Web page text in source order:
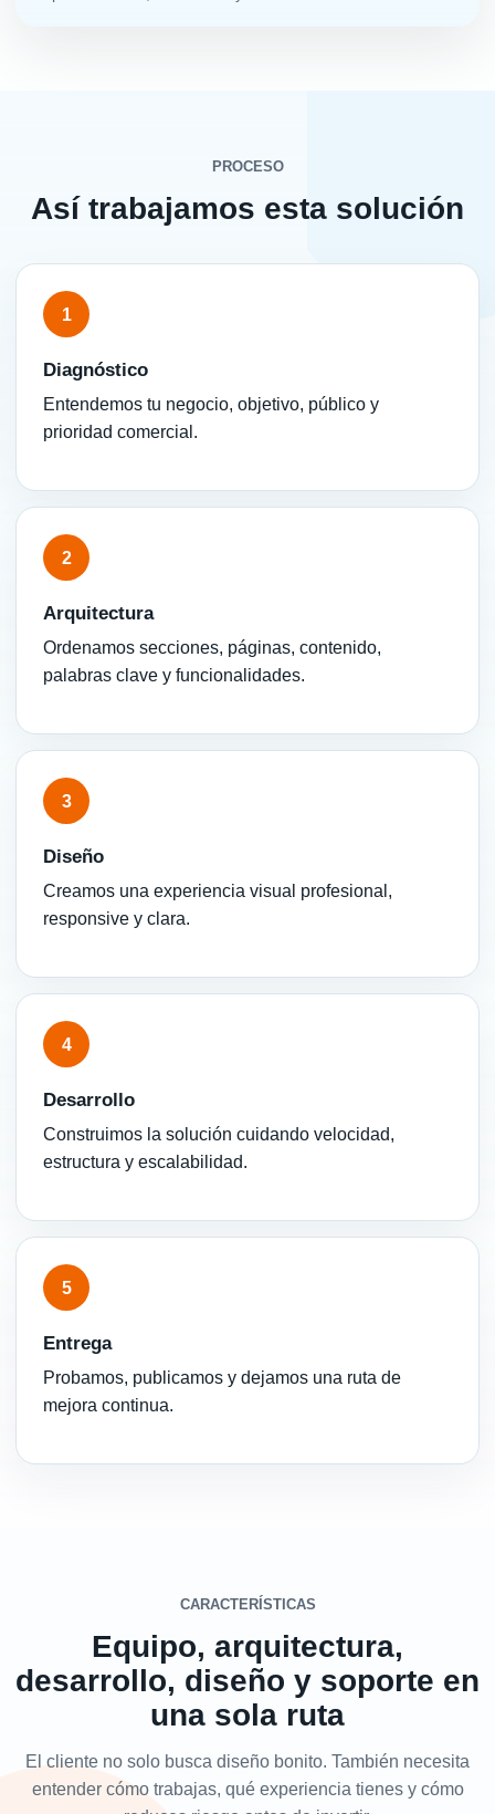
PROCESO
Así trabajamos esta solución
1
Diagnóstico
Entendemos tu negocio, objetivo, público y
prioridad comercial.
2
Arquitectura
Ordenamos secciones, páginas, contenido,
palabras clave y funcionalidades.
3
Diseño
Creamos una experiencia visual profesional,
responsive y clara.
4
Desarrollo
Construimos la solución cuidando velocidad,
estructura y escalabilidad.
5
Entrega
Probamos, publicamos y dejamos una ruta de
mejora continua.
CARACTERÍSTICAS
Equipo, arquitectura,
desarrollo, diseño y soporte en
una sola ruta
El cliente no solo busca diseño bonito. También necesita
entender cómo trabajas, qué experiencia tienes y cómo